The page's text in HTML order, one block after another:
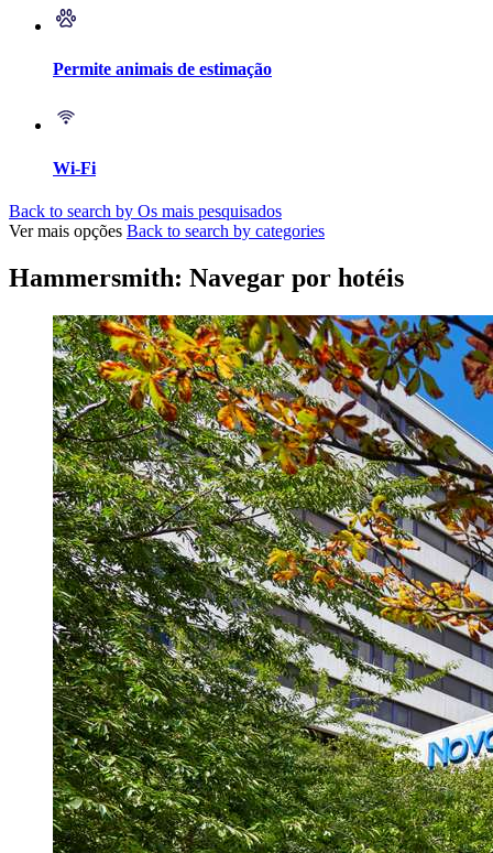
Permite animais de estimação
Wi-Fi
Back to search by Os mais pesquisados
Ver mais opções Back to search by categories
Hammersmith: Navegar por hotéis